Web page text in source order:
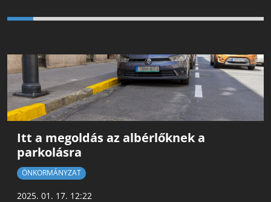
Itt a megoldás az albérlőknek a
parkolásra
ÖNKORMÁNYZAT
2025. 01. 17. 12:22